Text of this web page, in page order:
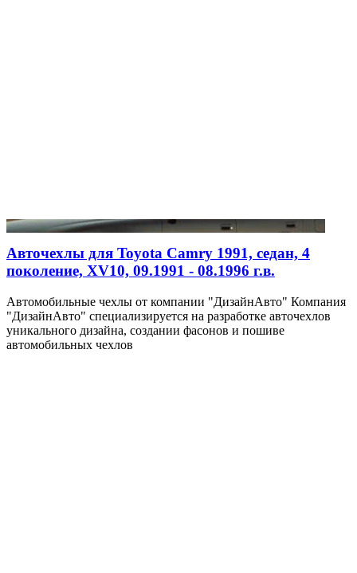
Авточехлы для Toyota Camry 1991, седан, 4
поколение, XV10, 09.1991 - 08.1996 г.в.
Автомобильные чехлы от компании "ДизайнАвто" Компания
"ДизайнАвто" специализируется на разработке авточехлов
уникального дизайна, создании фасонов и пошиве
автомобильных чехлов